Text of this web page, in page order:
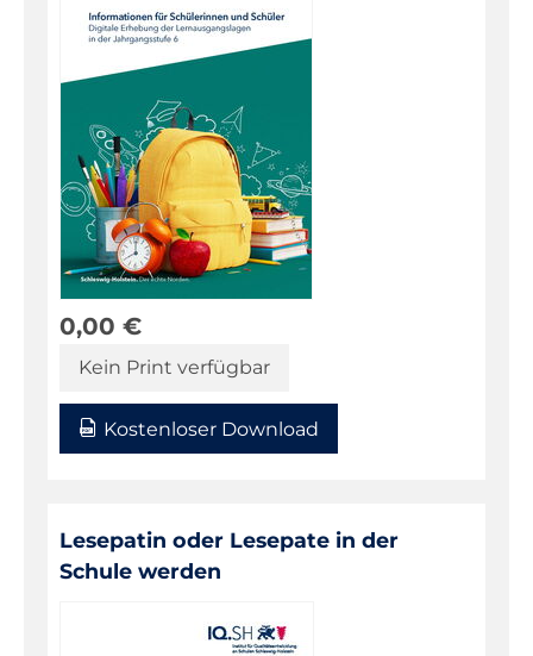
0,00 €
Kein Print verfügbar
Kostenloser Download
Lesepatin oder Lesepate in der
Schule werden